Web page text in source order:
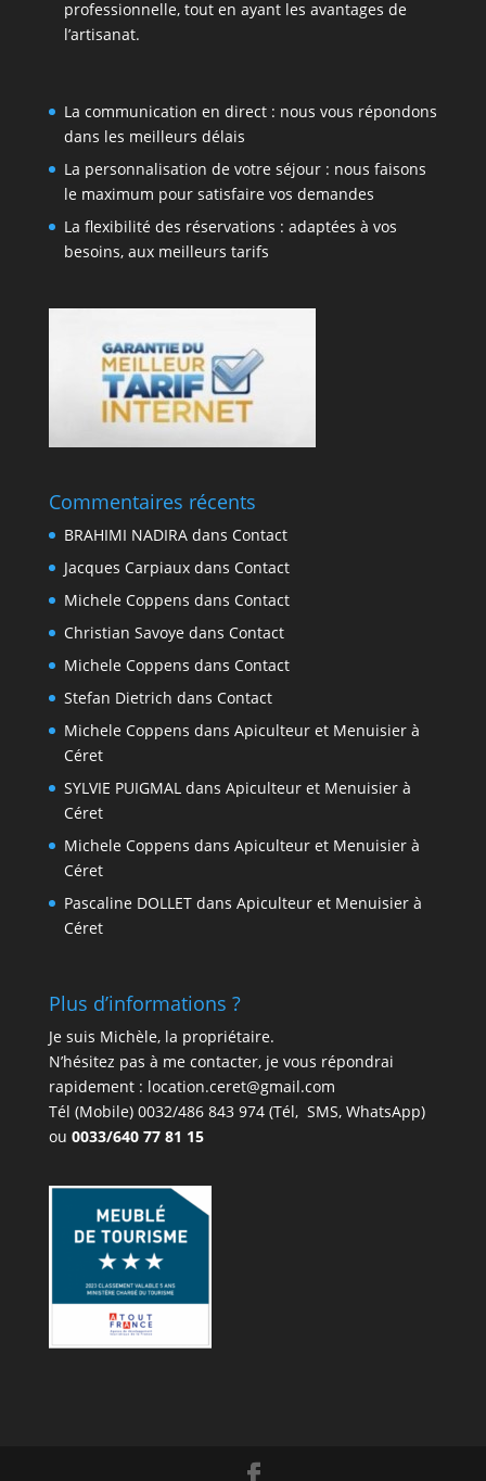
professionnelle, tout en ayant les avantages de
l’artisanat.
La communication en direct : nous vous répondons
dans les meilleurs délais
La personnalisation de votre séjour : nous faisons
le maximum pour satisfaire vos demandes
La flexibilité des réservations : adaptées à vos
besoins, aux meilleurs tarifs
Commentaires récents
BRAHIMI NADIRAdans Contact
Jacques Carpiauxdans Contact
Michele Coppens dans Contact
Christian Savoyedans Contact
Michele Coppens dans Contact
Stefan Dietrich dans Contact
Michele Coppens dans Apiculteur et Menuisier à
Céret
SYLVIE PUIGMALdans Apiculteur et Menuisier à
Céret
Michele Coppens dans Apiculteur et Menuisier à
Céret
Pascaline DOLLETdans Apiculteur et Menuisier à
Céret
Plus d’informations ?
Je suis Michèle, la propriétaire.
N’hésitez pas à me contacter, je vous répondrai
rapidement : location.ceret@gmail.com
Tél (Mobile) 0032/486 843 974(Tél, SMS, WhatsApp)
ou 0033/640 77 81 15